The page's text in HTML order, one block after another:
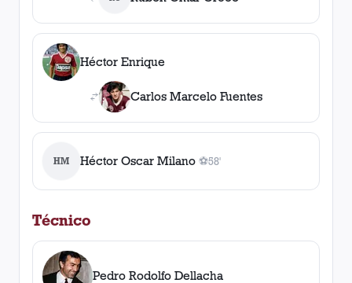
Héctor Enrique
Carlos Marcelo Fuentes
HM Héctor Oscar Milano ⚽
1gol
58'
Técnico
Pedro Rodolfo Dellacha